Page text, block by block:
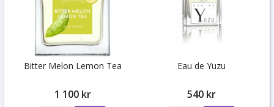
Bitter Melon Lemon Tea
1 100 kr
Eau de Yuzu
540 kr